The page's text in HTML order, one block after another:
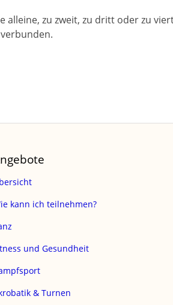
zu zweit, zu dritt oder zu
kann ich teilnehmen?
und Gesundheit
& Turnen